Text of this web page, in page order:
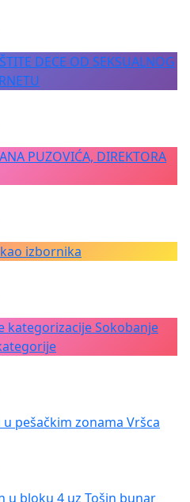
DECE OD SEKSUALNOG
PUZOVIĆA, DIREKTORA
izbornika
kategorizacije Sokobanje
pešačkim zonama Vršca
u bloku 4 uz Tošin bunar